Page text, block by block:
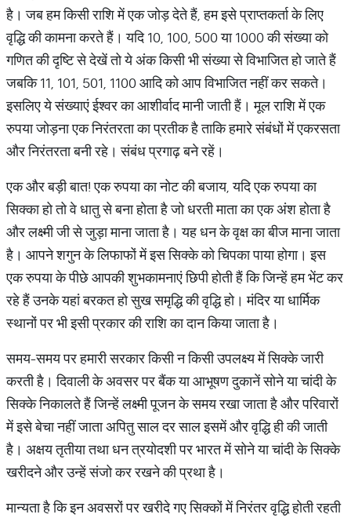
है। जब हम किसी राशि में एक जोड़ देते हैं, हम इसे प्राप्तकर्ता के लिए
वृद्धि की कामना करते हैं। यदि 10, 100, 500 या 1000 की संख्या को
गणित की दृष्टि से देखें तो ये अंक किसी भी संख्या से विभाजित हो जाते हैं
जबकि 11, 101, 501, 1100 आदि को आप विभाजित नहीं कर सकते।
इसलिए ये संख्याएं ईश्वर का आशीर्वाद मानी जाती हैं। मूल राशि में एक
रुपया जोड़ना एक निरंतरता का प्रतीक है ताकि हमारे संबंधों में एकरसता
और निरंतरता बनी रहे। संबंध प्रगाढ़ बने रहें।
एक और बड़ी बात! एक रुपया का नोट की बजाय, यदि एक रुपया का
सिक्का हो तो वे धातु से बना होता है जो धरती माता का एक अंश होता है
और लक्ष्मी जी से जुड़ा माना जाता है। यह धन के वृक्ष का बीज माना जाता
है। आपने शगुन के लिफाफों में इस सिक्के को चिपका पाया होगा। इस
एक रुपया के पीछे आपकी शुभकामनाएं छिपी होती हैं कि जिन्हें हम भेंट कर
रहे हैं उनके यहां बरकत हो सुख समृद्धि की वृद्धि हो। मंदिर या धार्मिक
स्थानों पर भी इसी प्रकार की राशि का दान किया जाता है।
समय-समय पर हमारी सरकार किसी न किसी उपलक्ष्य में सिक्के जारी
करती है। दिवाली के अवसर पर बैंक या आभूषण दुकानें सोने या चांदी के
सिक्के निकालते हैं जिन्हें लक्ष्मी पूजन के समय रखा जाता है और परिवारों
में इसे बेचा नहीं जाता अपितु साल दर साल इसमें और वृद्धि ही की जाती
है। अक्षय तृतीया तथा धन त्रयोदशी पर भारत में सोने या चांदी के सिक्के
खरीदने और उन्हें संजो कर रखने की प्रथा है।
मान्यता है कि इन अवसरों पर खरीदे गए सिक्कों में निरंतर वृद्धि होती रहती